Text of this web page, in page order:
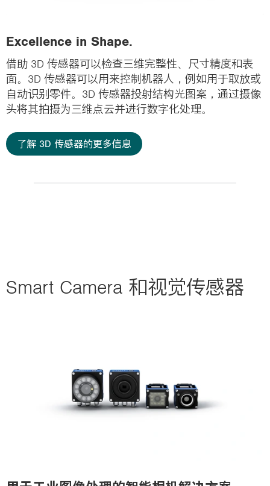
Excellence in Shape.
借助 3D 传感器可以检查三维完整性、尺寸精度和表
面。3D 传感器可以用来控制机器人，例如用于取放或
自动识别零件。3D 传感器投射结构光图案，通过摄像
头将其拍摄为三维点云并进行数字化处理。
了解 3D 传感器的更多信息
Smart Camera 和视觉传感器